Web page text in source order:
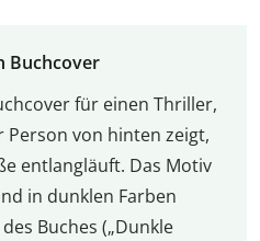
Buchcover
für einen Thriller,
Person von hinten zeigt,
entlangläuft. Das Motiv
in dunklen Farben
Buches („Dunkle